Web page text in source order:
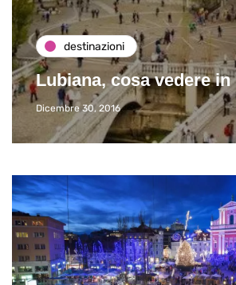
destinazioni
Lubiana, cosa vedere
Dicembre 30, 2016